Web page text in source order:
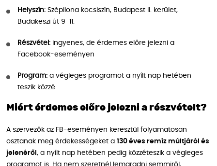
Helyszín: Szépilona kocsiszín, Budapest II. kerület,
Budakeszi út 9-11.
Részvétel: ingyenes, de érdemes előre jelezni a
Facebook-eseményen
Program: a végleges programot a nyílt nap hetében
teszik közzé
Miért érdemes előre jelezni a részvételt?
A szervezők az FB-eseményen keresztül folyamatosan
osztanak meg érdekességeket a 130 éves remíz múltjáról és
jelenéről , a nyílt nap hetében pedig közzéteszik a végleges
programot is. Ha nem szeretnél lemaradni semmiről,